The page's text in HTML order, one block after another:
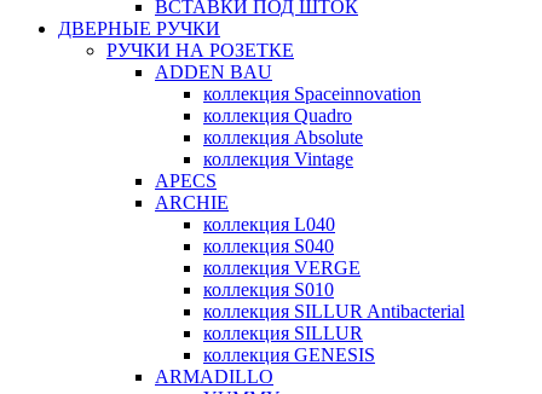
ВСТАВКИ ПОД ШТОК
ДВЕРНЫЕ РУЧКИ
РУЧКИ НА РОЗЕТКЕ
ADDEN BAU
коллекция Spaceinnovation
коллекция Quadro
коллекция Absolute
коллекция Vintage
APECS
ARCHIE
коллекция L040
коллекция S040
коллекция VERGE
коллекция S010
коллекция SILLUR Antibacterial
коллекция SILLUR
коллекция GENESIS
ARMADILLO